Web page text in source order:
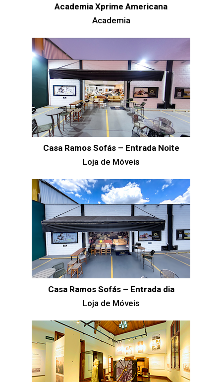
Academia Xprime Americana
Academia
Casa Ramos Sofás – Entrada Noite
Loja de Móveis
Casa Ramos Sofás – Entrada dia
Loja de Móveis